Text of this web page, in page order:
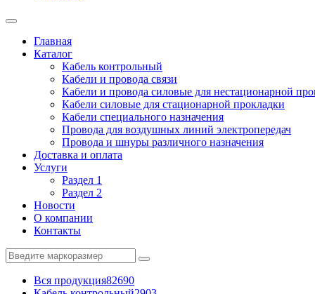
Главная
Каталог
Кабель контрольный
Кабели и провода связи
Кабели и провода силовые для нестационарной
Кабели силовые для стационарной прокладки
Кабели специального назначения
Провода для воздушных линий электропередач
Провода и шнуры различного назначения
Доставка и оплата
Услуги
Раздел 1
Раздел 2
Новости
О компании
Контакты
Вся продукция82690